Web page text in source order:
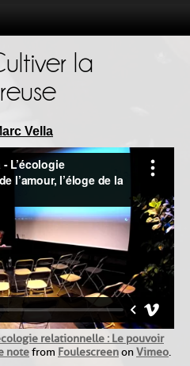
la
Vella
relationnelle : Le pouvoir
notefrom FoulescreenonVimeo.